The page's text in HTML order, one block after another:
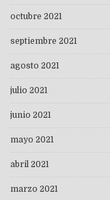
octubre 2021
septiembre 2021
agosto 2021
julio 2021
junio 2021
mayo 2021
abril 2021
marzo 2021